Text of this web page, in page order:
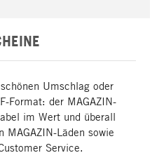
Umschlag oder
Format: der MAGAZIN-
im Wert und überall
Läden sowie
Service.